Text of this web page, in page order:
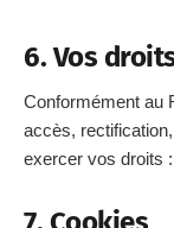
6. Vos
Conformément au
accès,
exercer vos droits :